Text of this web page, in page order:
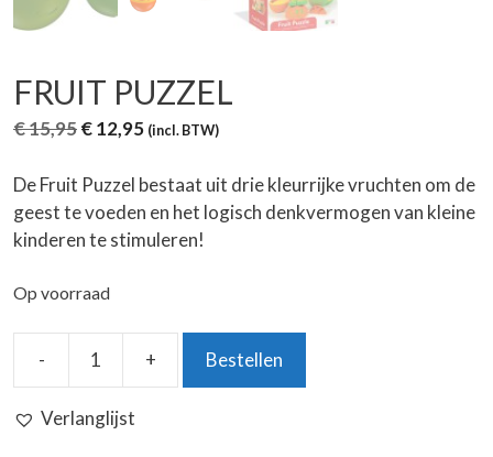
FRUIT PUZZEL
€15,95Oorspronkelijke
was:
€ 15,95.
€12,95Huidige
is:
€ 12,95.
(incl. BTW)
De Fruit Puzzel bestaat uit drie kleurrijke vruchten om de
geest te voeden en het logisch denkvermogen van kleine
kinderen te stimuleren!
Op voorraad
-
Fruit
+ Bestellen
Verlanglijst